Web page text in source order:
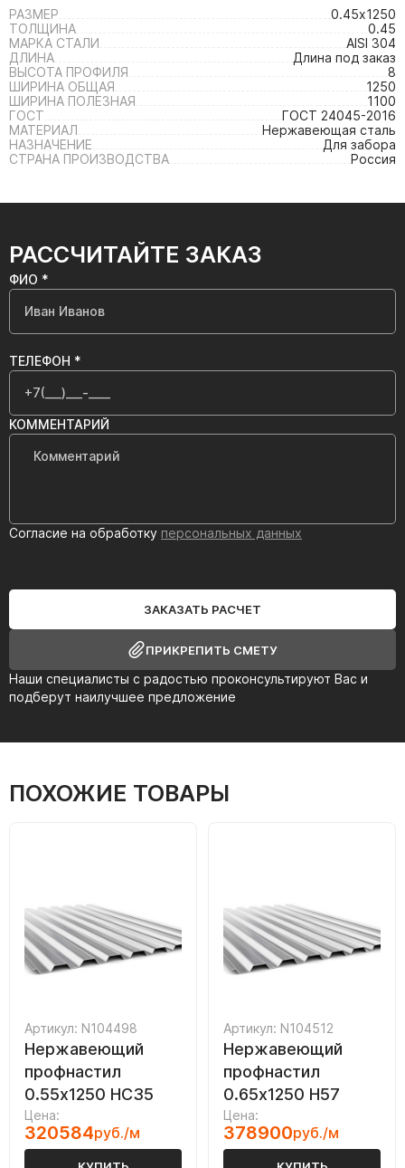
РАЗМЕР
0.45х1250
ТОЛЩИНА
0.45
МАРКА СТАЛИ
AISI 304
ДЛИНА
Длина под заказ
ВЫСОТА ПРОФИЛЯ
8
ШИРИНА ОБЩАЯ
1250
ШИРИНА ПОЛЕЗНАЯ
1100
ГОСТ
ГОСТ 24045-2016
МАТЕРИАЛ
Нержавеющая сталь
НАЗНАЧЕНИЕ
Для забора
СТРАНА ПРОИЗВОДСТВА
Россия
РАССЧИТАЙТЕ ЗАКАЗ
Наши специалисты с радостью проконсультируют Вас и
подберут наилучшее предложение
ФИО *
ТЕЛЕФОН *
КОММЕНТАРИЙ
Согласие на обработку персональных данных
ЗАКАЗАТЬ РАСЧЕТ
ПРИКРЕПИТЬ СМЕТУ
ПОХОЖИЕ ТОВАРЫ
Артикул: N104498
Нержавеющий
профнастил
0.55х1250 НС35
Цена:
320584руб./м
Артикул: N104512
Нержавеющий
профнастил
0.65х1250 Н57
Цена:
378900руб./м